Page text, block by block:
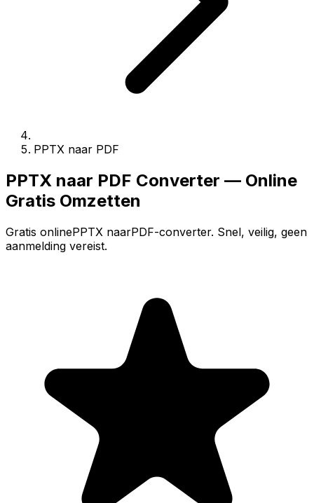
PPTX naar PDF
PPTX naar PDF Converter — Online
Gratis Omzetten
Gratis onlinePPTX naarPDF-converter. Snel, veilig, geen
aanmelding vereist.